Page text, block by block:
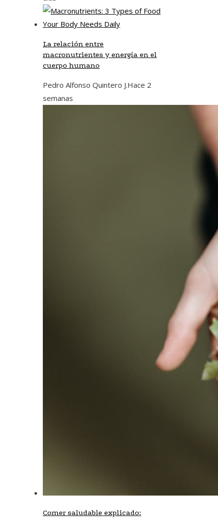
La relación entre
macronutrientes y energía en el
cuerpo humano
Pedro Alfonso Quintero J.Hace 2
semanas
Comer saludable explicado: